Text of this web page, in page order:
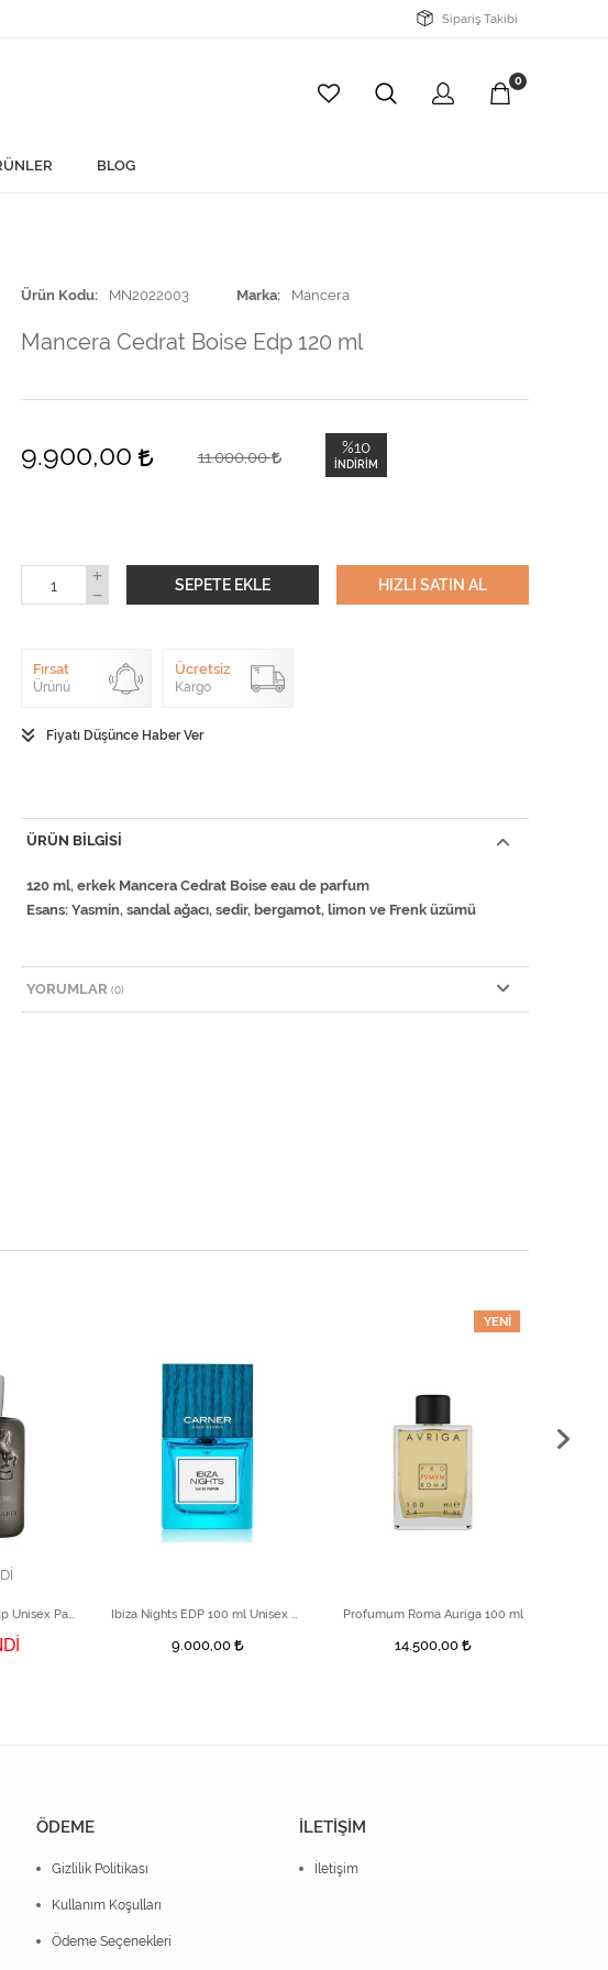
Sipariş Takibi
0
BLOG
Ürün Kodu MN2022003 Marka Mancera
Mancera Cedrat Boise Edp 120 ml
9.900,00 11.000,00 %10
İNDIRIM
SEPETE EKLE HIZLI SATIN AL
Fırsat
Ürünü
Ücretsiz
Kargo
Fiyatı Düşünce Haber Ver
ÜRÜN BILGISI
120 ml, erkek Mancera Cedrat Boise eau de parfum
Esans: Yasmin, sandal ağacı, sedir, bergamot, limon ve Frenk üzümü
YORUMLAR (0)
9.000,00
Profumum Roma Auriga 100 ml
14.500,00
YENI
ÖDEME
Gizlilik Politikası
Kullanım Koşulları
Ödeme Seçenekleri
İLETİŞİM
İletişim